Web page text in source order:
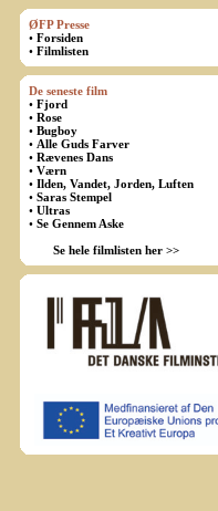
ØFP Presse
• Forsiden
• Filmlisten
De seneste film
• Fjord
• Rose
• Bugboy
• Alle Guds Farver
• Rævenes Dans
• Værn
• Ilden, Vandet, Jorden, Luften
• Saras Stempel
• Ultras
• Se Gennem Aske
Se hele filmlisten her >>